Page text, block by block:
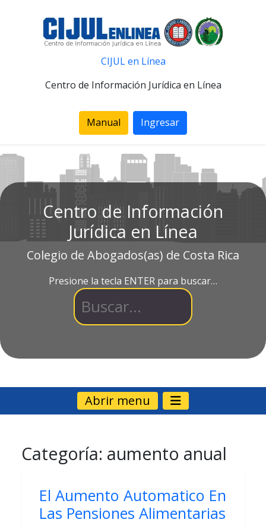
CIJUL en Línea
Centro de Información Jurídica en Línea
Manual Ingresar
Centro de Información
Jurídica en Línea
Colegio de Abogados(as) de Costa Rica
Presione la tecla ENTER para buscar…
Abrir menu
Categoría: aumento anual
El Aumento Automatico En
Las Pensiones Alimentarias